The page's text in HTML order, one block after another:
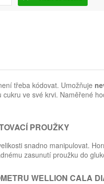
třeba kódovat. Umožňuje
ve své krvi. Naměřené
PROUŽKY
snadno manipulovat.
zasunutí proužku do
WELLION CALA